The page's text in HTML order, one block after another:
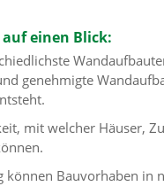
auf einen Blick:
genehmigte
mit welcher Häuser,
Bauvorhaben in